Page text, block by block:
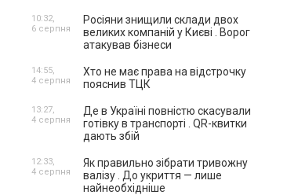
Росіяни знищили склади двох
великих компаній у Києві . Ворог
атакував бізнеси
10:32,
6 серпня
Хто не має права на відстрочку
пояснив ТЦК
14:55,
4 серпня
Де в Україні повністю скасували
готівку в транспорті . QR-квитки
дають збій
13:27,
4 серпня
Як правильно зібрати тривожну
валізу . До укриття — лише
найнеобхідніше
12:33,
4 серпня